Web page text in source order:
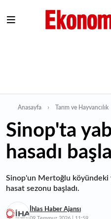
Anasayfa Tarım ve Hayvancılık
Sinop'ta
hasadı
Sinop'un Mertoğlu köyündeki
hasat sezonu başladı.
İhlas Haber Ajansı